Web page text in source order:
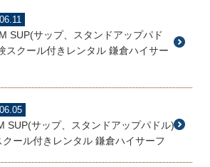
SUP(サップ、スタンドアップパド
スクール付きレンタル 鎌倉ハイサー
SUP(サップ、スタンドアップパドル)
クール付きレンタル 鎌倉ハイサーフ